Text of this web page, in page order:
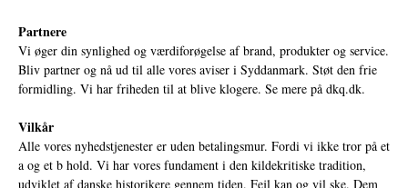
Partnere
Vi øger din synlighed og værdiforøgelse af brand, produkter og service.
Bliv partner og nå ud til alle vores aviser i Syddanmark. Støt den frie
formidling. Vi har friheden til at blive klogere. Se mere på dkq.dk.
Vilkår
Alle vores nyhedstjenester er uden betalingsmur. Fordi vi ikke tror på et
a og et b hold. Vi har vores fundament i den kildekritiske tradition,
udviklet af danske historikere gennem tiden. Fejl kan og vil ske. Dem